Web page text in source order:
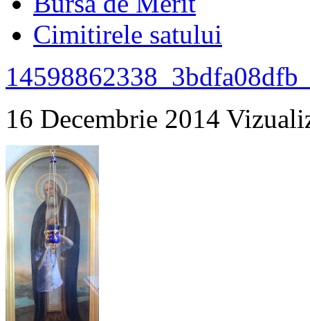
Cimitirele satului
16 Decembrie 2014